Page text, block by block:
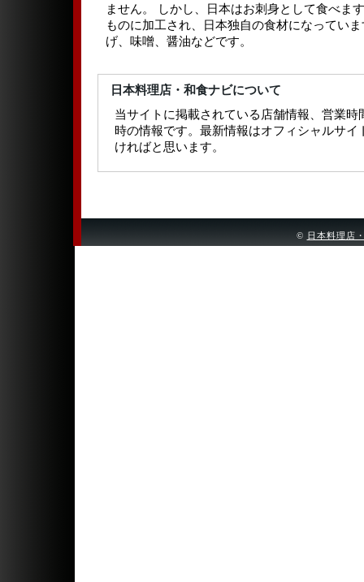
ません。 しかし、日本はお刺身として食べま
ものに加工され、日本独自の食材になってい
げ、味噌、醤油などです。
日本料理店・和食ナビについて
当サイトに掲載されている店舗情報、営業時
時の情報です。最新情報はオフィシャルサイ
ければと思います。
© 日本料理店